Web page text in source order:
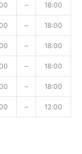
– 18:00
– 18:00
– 18:00
– 18:00
– 18:00
– 12:00